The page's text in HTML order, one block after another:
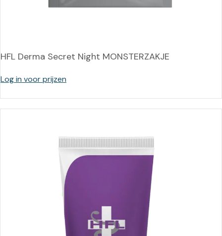
HFL Derma Secret Night MONSTERZAKJE
Log in voor prijzen